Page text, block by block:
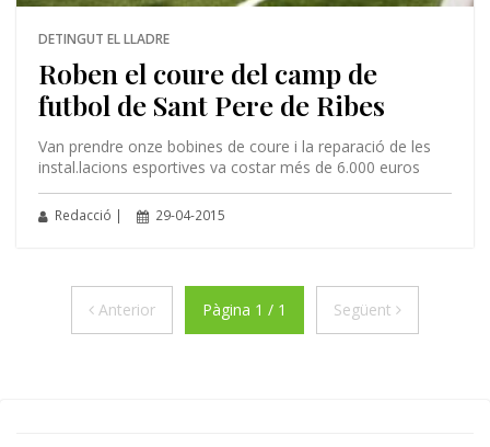
DETINGUT EL LLADRE
Roben el coure del camp de
futbol de Sant Pere de Ribes
Van prendre onze bobines de coure i la reparació de les
instal.lacions esportives va costar més de 6.000 euros
Redacció | 29-04-2015
AnteriorAnteriorPàgina 1 / 1 Següent